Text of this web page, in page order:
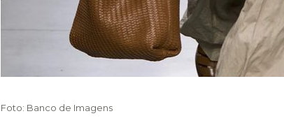
Foto: Banco de Imagens